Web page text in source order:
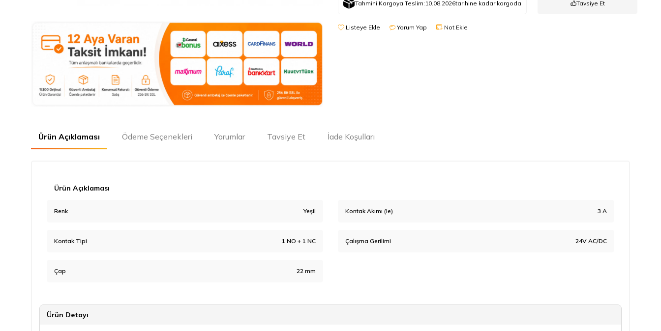
Tahmini Kargoya Teslim: 10.08.2026tarihine kadar kargoda Tavsiye Et
Listeye Ekle Yorum Yap Not Ekle
Ürün Açıklaması Ödeme Seçenekleri Yorumlar Tavsiye Et İade Koşulları
Ürün Açıklaması
Renk Yeşil Kontak Akımı (Ie) 3 A
Kontak Tipi 1 NO + 1 NC Çalışma Gerilimi 24V AC/DC
Çap 22 mm
Ürün Detayı